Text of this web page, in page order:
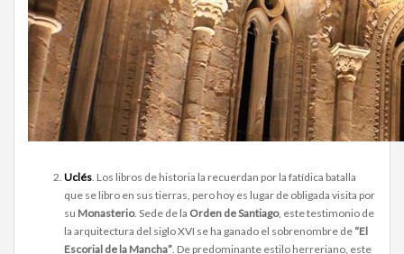
Uclés . Los libros de historia la recuerdan por la fatídica batalla
que se libro en sus tierras, pero hoy es lugar de obligada visita por
su Monasterio. Sede de la Orden de Santiago, este testimonio de
la arquitectura del siglo XVI se ha ganado el sobrenombre de “El
Escorial de la Mancha” . De predominante estilo herreriano, este